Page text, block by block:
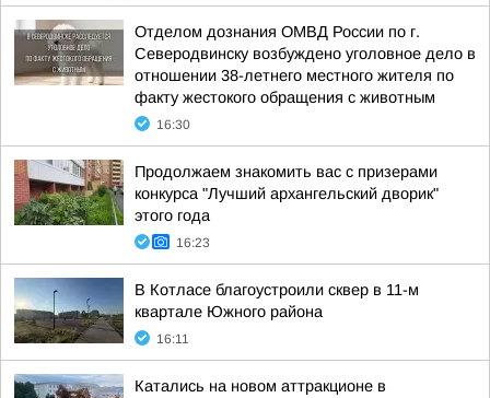
Отделом дознания ОМВД России по г.
Северодвинску возбуждено уголовное дело в
отношении 38-летнего местного жителя по
факту жестокого обращения с животным
16:30
Продолжаем знакомить вас с призерами
конкурса "Лучший архангельский дворик"
этого года
16:23
В Котласе благоустроили сквер в 11-м
квартале Южного района
16:11
Катались на новом аттракционе в